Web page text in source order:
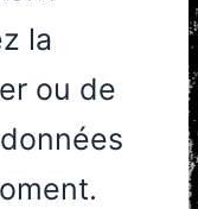
la
ou de